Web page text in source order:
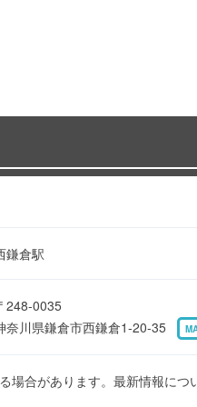
鎌倉駅
248-0035
奈川県鎌倉市西鎌倉1-20-35
場合があります。最新情報につ